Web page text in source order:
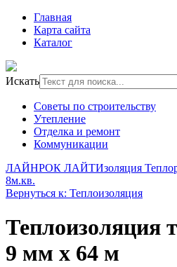
Главная
Карта сайта
Каталог
Искать
Советы по строительству
Утепление
Отделка и ремонт
Коммуникации
ЛАЙНРОК ЛАЙТИзоляция
8м.кв.
Вернуться к: Теплоизоляция
Теплоизоляция
9 мм х 64 м